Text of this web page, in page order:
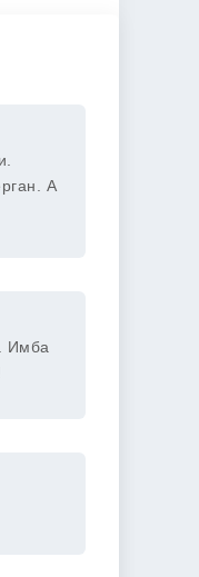
А
Имба